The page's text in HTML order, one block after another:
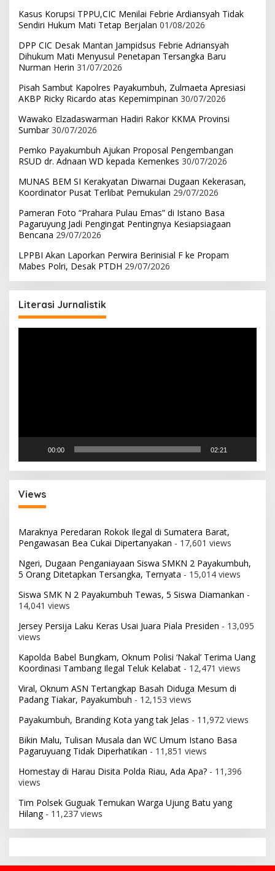
Kasus Korupsi TPPU,CIC Menilai Febrie Ardiansyah Tidak
Sendiri Hukum Mati Tetap Berjalan 01/08/2026
DPP CIC Desak Mantan Jampidsus Febrie Adriansyah
Dihukum Mati Menyusul Penetapan Tersangka Baru
Nurman Herin 31/07/2026
Pisah Sambut Kapolres Payakumbuh, Zulmaeta Apresiasi
AKBP Ricky Ricardo atas Kepemimpinan 30/07/2026
Wawako Elzadaswarman Hadiri Rakor KKMA Provinsi
Sumbar 30/07/2026
Pemko Payakumbuh Ajukan Proposal Pengembangan
RSUD dr. Adnaan WD kepada Kemenkes 30/07/2026
MUNAS BEM SI Kerakyatan Diwarnai Dugaan Kekerasan,
Koordinator Pusat Terlibat Pemukulan 29/07/2026
Pameran Foto “Prahara Pulau Emas” di Istano Basa
Pagaruyung Jadi Pengingat Pentingnya Kesiapsiagaan
Bencana 29/07/2026
LPPBI Akan Laporkan Perwira Berinisial F ke Propam
Mabes Polri, Desak PTDH 29/07/2026
Literasi Jurnalistik
00:00 02:21
Views
Maraknya Peredaran Rokok Ilegal di Sumatera Barat,
Pengawasan Bea Cukai Dipertanyakan - 17,601 views
Ngeri, Dugaan Penganiayaan Siswa SMKN 2 Payakumbuh,
5 Orang Ditetapkan Tersangka, Ternyata - 15,014 views
Siswa SMK N 2 Payakumbuh Tewas, 5 Siswa Diamankan -
14,041 views
Jersey Persija Laku Keras Usai Juara Piala Presiden - 13,095
views
Kapolda Babel Bungkam, Oknum Polisi ‘Nakal’ Terima Uang
Koordinasi Tambang Ilegal Teluk Kelabat - 12,471 views
Viral, Oknum ASN Tertangkap Basah Diduga Mesum di
Padang Tiakar, Payakumbuh - 12,153 views
Payakumbuh, Branding Kota yang tak Jelas - 11,972 views
Bikin Malu, Tulisan Musala dan WC Umum Istano Basa
Pagaruyuang Tidak Diperhatikan - 11,851 views
Homestay di Harau Disita Polda Riau, Ada Apa? - 11,396
views
Tim Polsek Guguak Temukan Warga Ujung Batu yang
Hilang- 11,237 views